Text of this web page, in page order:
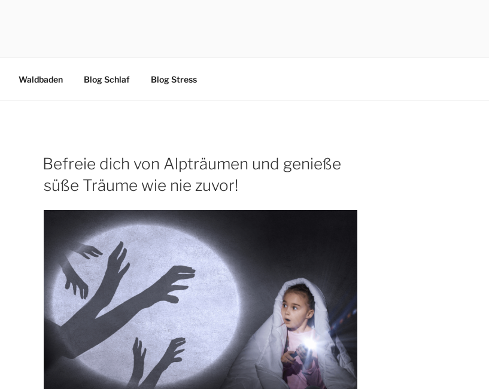
Waldbaden Blog Schlaf Blog Stress
Befreie dich von Alpträumen und genieße
süße Träume wie nie zuvor!